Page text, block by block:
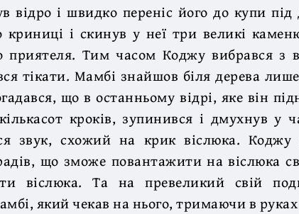
відро і швидко переніс його до купи
криниці і скинув у неї три великі
приятеля. Тим часом Коджу вибрався з
тікати. Мамбі знайшов біля дерева
що в останньому відрі, яке він
кроків, зупинився і дмухнув у
звук, схожий на крик віслюка. Коджу
що зможе повантажити на віслюка
віслюка. Та на превеликий свій
який чекав на нього, тримаючи в